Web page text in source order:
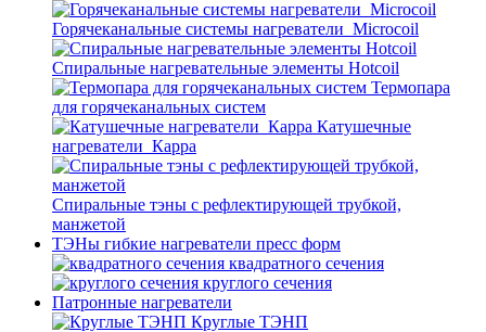
Горячеканальные системы нагреватели_Microcoil
Спиральные нагревательные элементы Hotcoil
Термопара
для горячеканальных систем
Катушечные
нагреватели_Карра
Спиральные тэны с рефлектирующей трубкой,
манжетой
ТЭНы гибкие нагреватели пресс форм
квадратного сечения
круглого сечения
Патронные нагреватели
Круглые ТЭНП